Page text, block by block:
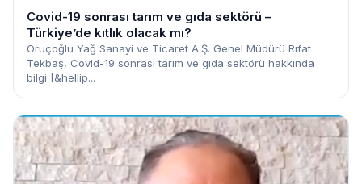
Covid-19 sonrası tarım ve gıda sektörü –
Türkiye’de kıtlık olacak mı?
Oruçoğlu Yağ Sanayi ve Ticaret A.Ş. Genel Müdürü Rıfat
Tekbaş, Covid-19 sonrası tarım ve gıda sektörü hakkında
bilgi [&hellip...